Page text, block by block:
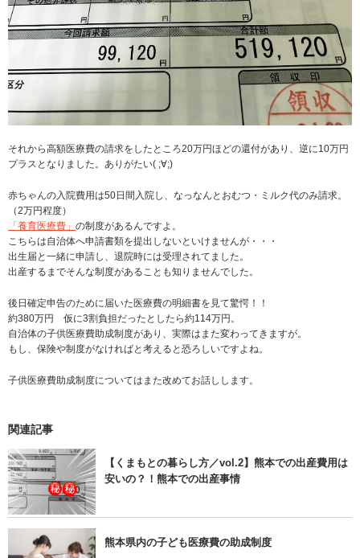
それから高額医療費の請求をしたところ20万円ほどの還付があり、逆に10万円
プラスとなりました。ありがたい( ;∀;)
赤ちゃんの入院費用は50日間入院し、なっなんとおむつ・ミルク代のみ請求。
（2万円程度）
「養育医療費」 の制度があるんですよ。
こちらは自治体へ申請書類を提出しないといけませんが・・・
出生届と一緒に申請し、退院時には受理されてました。
出産するまでそんな制度があることも知りませんでした。
後日確定申告のために届いた医療費の明細書を見て驚愕！！
約380万円 仮に3割負担だったとしたら約114万円。
自治体の子供医療費助成制度があり、実際はまた変わってきますが。
もし、保険や制度がなければと考えると恐ろしいですよね。
子供医療費助成制度についてはまた改めてお話しします。
関連記事
【くまもとの暮らし方／vol.2】熊本での出産費用は
安いの？！熊本での出産事情
熊本県内の子ども医療費の助成制度